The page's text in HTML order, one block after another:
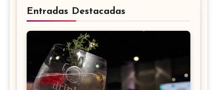
Entradas Destacadas